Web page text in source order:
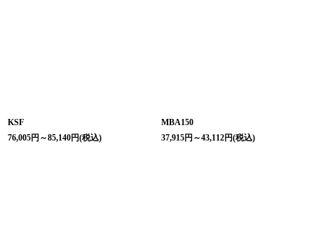
KSF
76,005円 ～85,140円(税込)
MBA150
37,915円 ～43,112円(税込)